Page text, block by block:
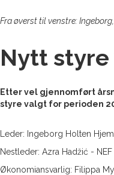
Fra øverst til venstre:
Nytt
Etter vel gjennomført
styre valgt for perioden
Leder: Ingeborg Holten
Nestleder: Azra Hadžić -
Økonomiansvarlig: Filippa